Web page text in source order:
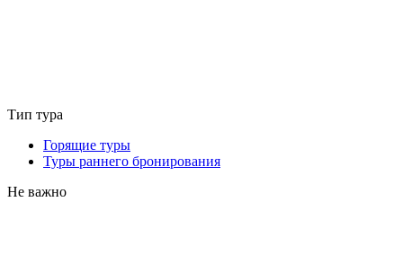
Тип тура
Горящие туры
Туры раннего бронирования
Не важно